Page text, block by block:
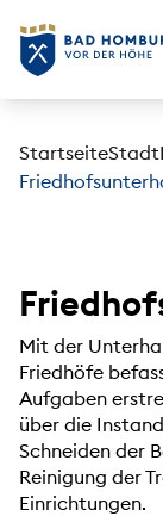
StartseiteStadt
Mit der
Friedhöfe
Aufgaben
über die
Schneiden der
Reinigung der
Einrichtungen.